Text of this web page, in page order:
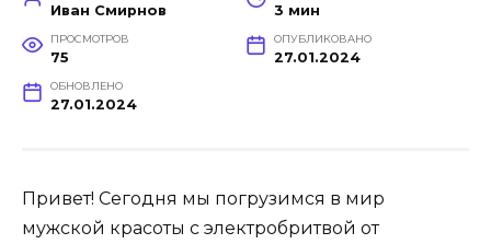
Иван Смирнов 3 мин
ПРОСМОТРОВ
75
ОПУБЛИКОВАНО
27.01.2024
ОБНОВЛЕНО
27.01.2024
Привет! Сегодня мы погрузимся в мир
мужской красоты с электробритвой от